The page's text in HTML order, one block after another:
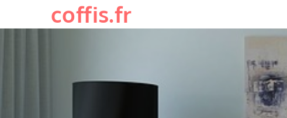
coffis.fr